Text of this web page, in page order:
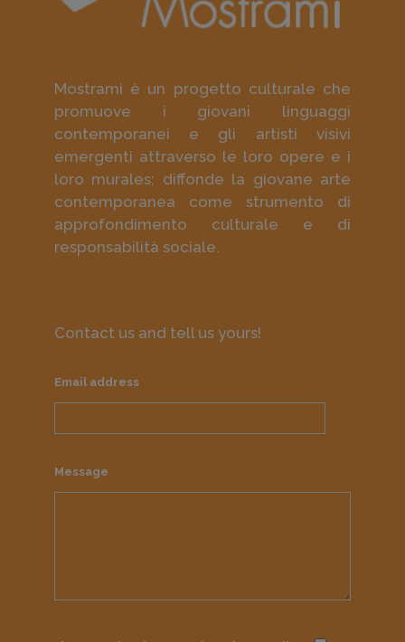
Mostrami è un progetto culturale che
promuove i giovani linguaggi
contemporanei e gli artisti visivi
emergenti attraverso le loro opere e i
loro murales; diffonde la giovane arte
contemporanea come strumento di
approfondimento culturale e di
responsabilità sociale.
Contact us and tell us yours!
Email address
Message